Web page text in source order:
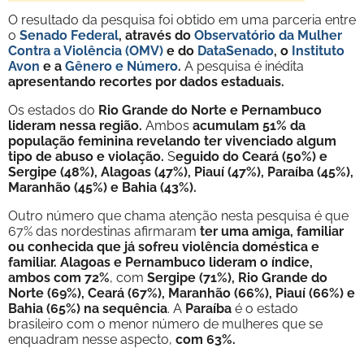
O resultado da pesquisa foi obtido em uma parceria entre
o Senado Federal, através do Observatório da Mulher
Contra a Violência (OMV) e do DataSenado, o Instituto
Avon e a Gênero e Número. A pesquisa é inédita
apresentando recortes por dados estaduais.
Os estados do Rio Grande do Norte e Pernambuco
lideram nessa região. Ambos acumulam 51% da
população feminina revelando ter vivenciado algum
tipo de abuso e violação. Seguido do Ceará (50%) e
Sergipe (48%), Alagoas (47%), Piauí (47%), Paraíba (45%),
Maranhão (45%) e Bahia (43%).
Outro número que chama atenção nesta pesquisa é que
67% das nordestinas afirmaram ter uma amiga, familiar
ou conhecida que já sofreu violência doméstica e
familiar. Alagoas e Pernambuco lideram o índice,
ambos com 72%, com Sergipe (71%), Rio Grande do
Norte (69%), Ceará (67%), Maranhão (66%), Piauí (66%) e
Bahia (65%) na sequência. A Paraíba é o estado
brasileiro com o menor número de mulheres que se
enquadram nesse aspecto, com 63%.